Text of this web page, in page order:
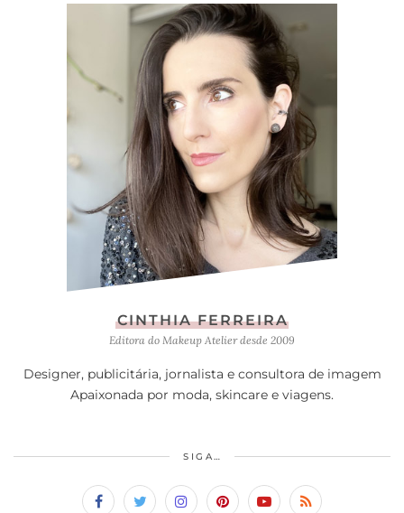
CINTHIA FERREIRA
Editora do Makeup Atelier desde 2009
Designer, publicitária, jornalista e consultora de imagem
Apaixonada por moda, skincare e viagens.
SIGA…